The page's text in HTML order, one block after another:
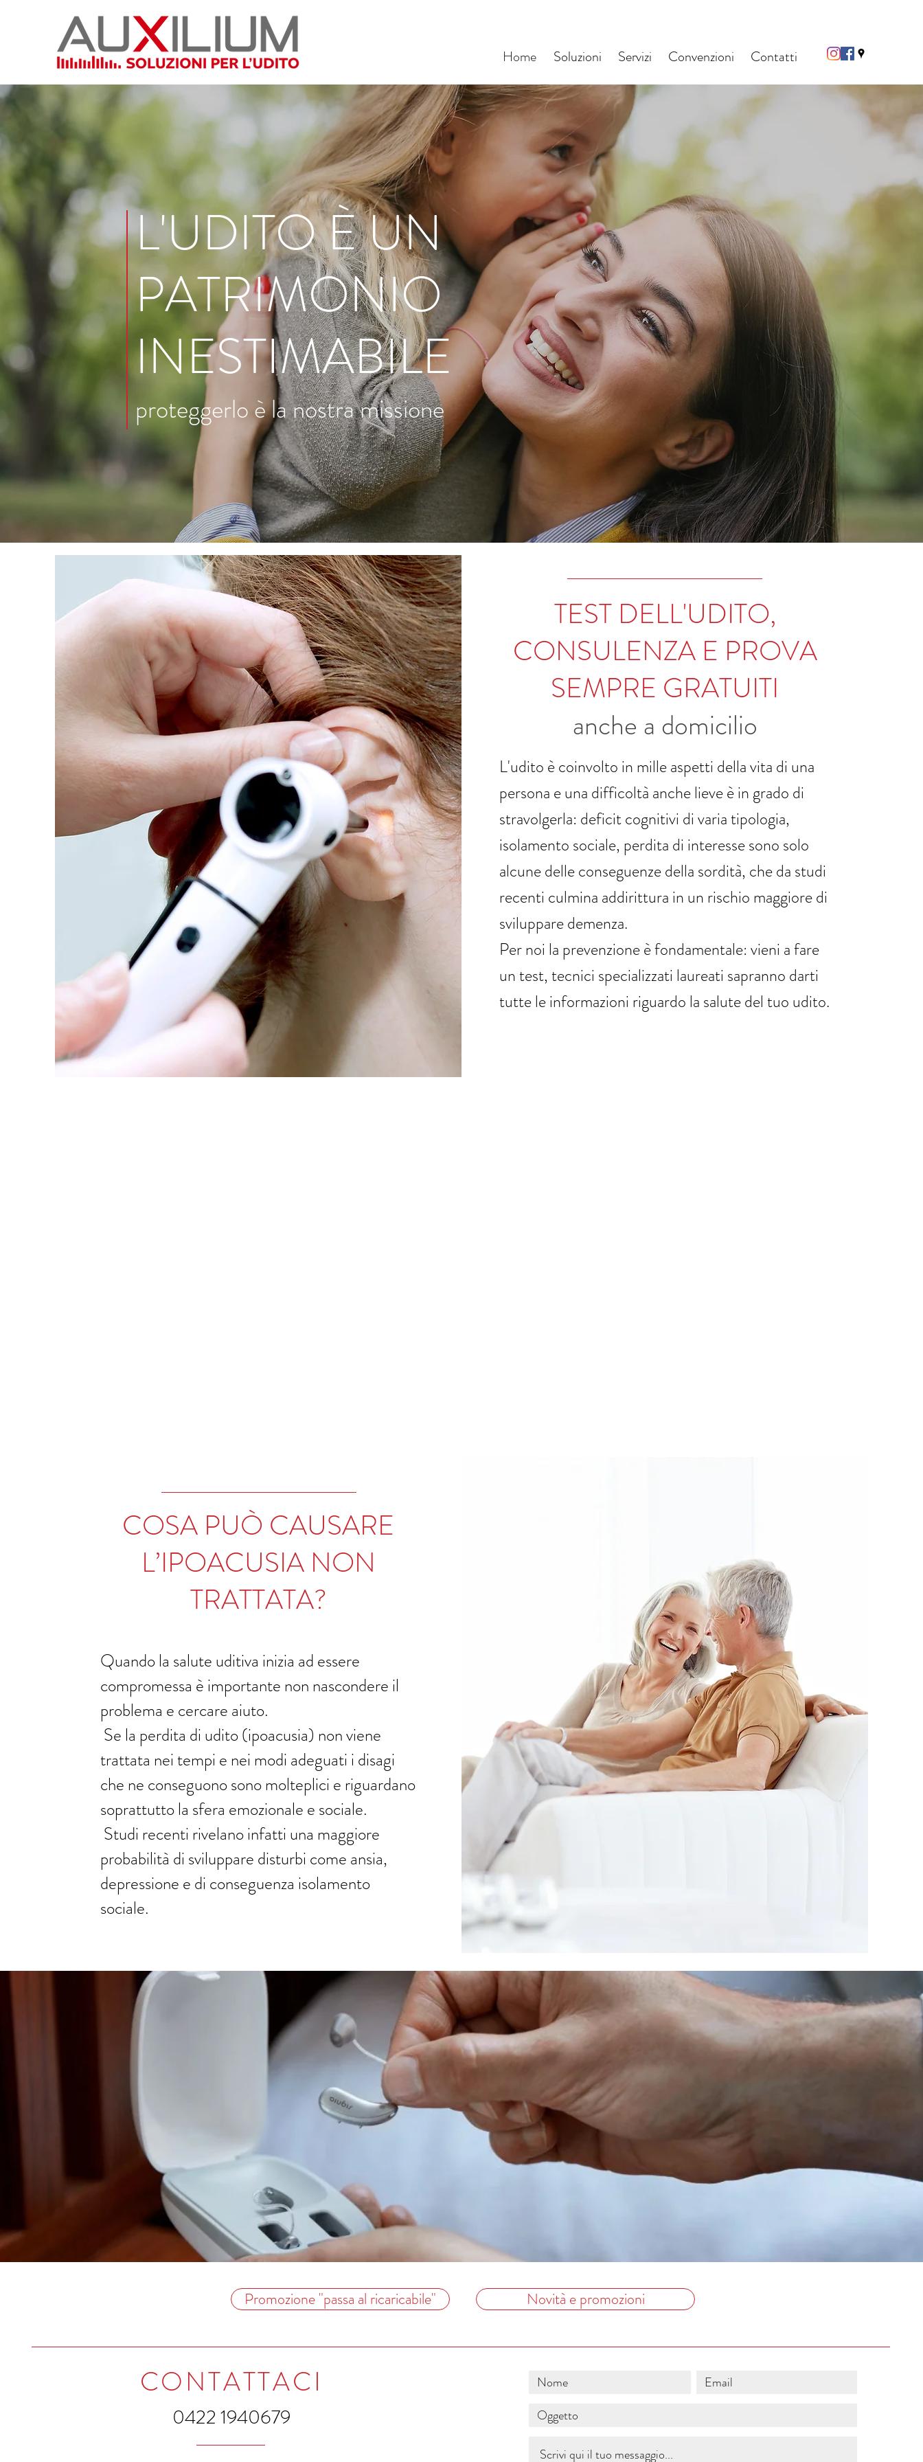
Home Soluzioni Servizi Convenzioni Contatti
L'UDITO È UN
PATRIMONIO
INESTIMABILE
proteggerlo è la nostra missione
TEST DELL'UDITO,
CONSULENZA E PROVA
SEMPRE GRATUITI
anche a domicilio
L'udito è coinvolto in mille aspetti della vita di una
persona e una difficoltà anche lieve è in grado di
stravolgerla: deficit cognitivi di varia tipologia,
isolamento sociale, perdita di interesse sono solo
alcune delle conseguenze della sordità, che da studi
recenti culmina addirittura in un rischio maggiore di
sviluppare demenza.
Per noi la prevenzione è fondamentale: vieni a fare
un test, tecnici specializzati laureati sapranno darti
tutte le informazioni riguardo la salute del tuo udito.
COSA PUÒ CAUSARE
L’IPOACUSIA NON
TRATTATA?
Quando la salute uditiva inizia ad essere
compromessa è importante non nascondere il
problema e cercare aiuto.
Se la perdita di udito (ipoacusia) non viene
trattata nei tempi e nei modi adeguati i disagi
che ne conseguono sono molteplici e riguardano
soprattutto la sfera emozionale e sociale.
Studi recenti rivelano infatti una maggiore
probabilità di sviluppare disturbi come ansia,
depressione e di conseguenza isolamento
sociale.
Promozione "passa al ricaricabile" Novità e promozioni
CONTATTACI
0422 1940679